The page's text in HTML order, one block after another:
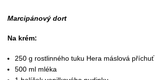
Marcipánový dort
Na krém:
250 g rostlinného tuku Hera máslová příchuť
500 ml mléka